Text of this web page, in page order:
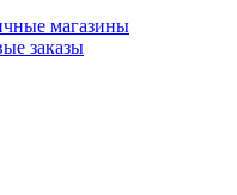
магазины
заказы